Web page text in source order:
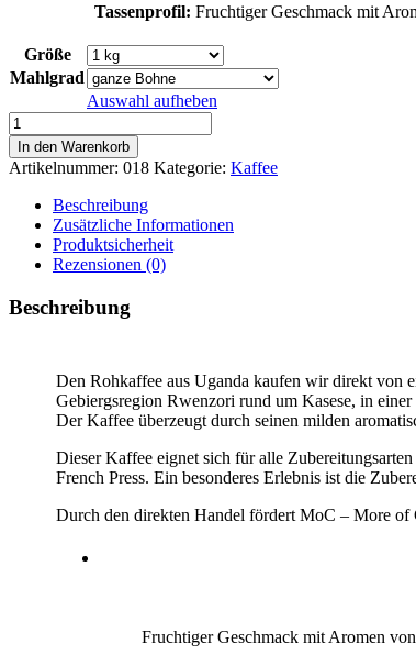
Tassenprofil: Fruchtiger Geschmack mit
Größe
Mahlgrad
Auswahl aufheben
Uganda
Natural
Menge
In den Warenkorb
Artikelnummer: 018 Kategorie: Kaffee
Beschreibung
Zusätzliche Informationen
Produktsicherheit
Rezensionen (0)
Beschreibung
Den Rohkaffee aus Uganda kaufen wir direkt von
Gebiergsregion Rwenzori rund um Kasese, in
Der Kaffee überzeugt durch seinen milden
Dieser Kaffee eignet sich für alle
French Press. Ein besonderes Erlebnis ist die
Durch den direkten Handel fördert MoC – More of
Fruchtiger Geschmack mit Aromen